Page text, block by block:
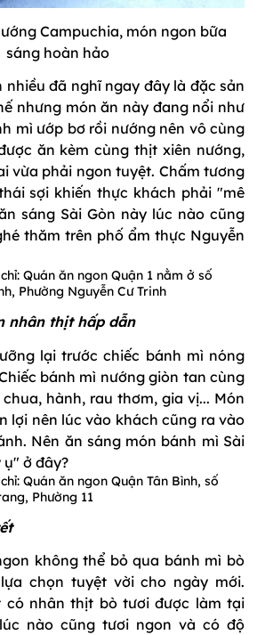
Campuchia, món ngon bữa
sáng hoàn hảo
nhiều đã nghĩ ngay đây là đặc sản
nhưng món ăn này đang nổi như
mì ướp bơ rồi nướng nên vô cùng
ăn kèm cùng thịt xiên nướng,
vừa phải ngon tuyệt. Chấm tương
sợi khiến thực khách phải "mê
sáng Sài Gòn này lúc nào cũng
thăm trên phố ẩm thực Nguyễn
Quán ăn ngon Quận 1 nằm ở số
Phường Nguyễn Cư Trinh
nhân thịt hấp dẫn
lại trước chiếc bánh mì nóng
bánh mì nướng giòn tan cùng
hành, rau thơm, gia vị... Món
lợi nên lúc vào khách cũng ra vào
Nên ăn sáng món bánh mì Sài
ở đây?
Quán ăn ngon Quận Tân Bình, số
Phường 11
không thể bỏ qua bánh mì bò
chọn tuyệt vời cho ngày mới.
có nhân thịt bò tươi được làm tại
nào cũng tươi ngon và có độ